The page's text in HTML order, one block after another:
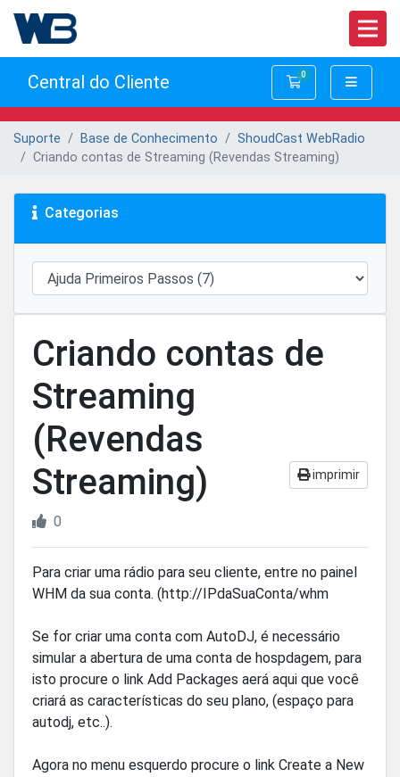
Central do Cliente 0
Carrinho de
Suporte Base de Conhecimento
ShoudCast WebRadio
Criando contas de Streaming (Revendas Streaming)
Categorias
Criando contas de
Streaming
(Revendas
Streaming)
imprimir
0
Para criar uma rádio para seu cliente, entre no painel
WHM da sua conta. (http://IPdaSuaConta/whm
Se for criar uma conta com AutoDJ, é necessário
simular a abertura de uma conta de hospdagem, para
isto procure o link Add Packages aerá aqui que você
criará as características do seu plano, (espaço para
autodj, etc..).
Agora no menu esquerdo procure o link Create a New